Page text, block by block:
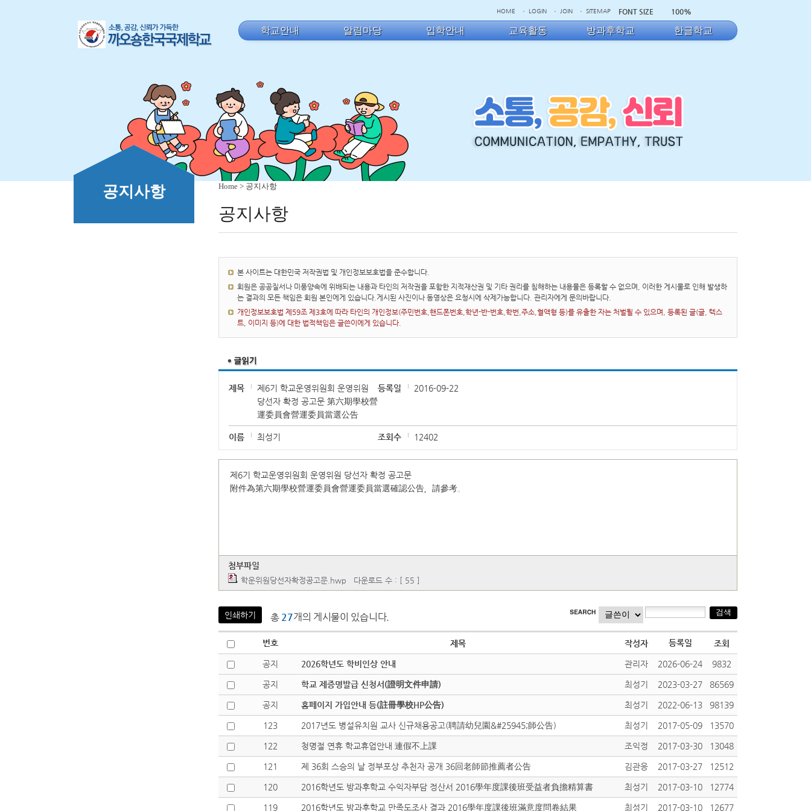
HOME LOGIN JOIN SITEMAP FONT SIZE 100%
학교안내 알림마당 입학안내 교육활동 방과후학교 한글학교
공지사항 Home > 공지사항
공지사항
본 사이트는 대한민국 저작권법 및 개인정보보호법을 준수합니다.
회원은 공공질서나 미풍양속에 위배되는 내용과 타인의 저작권을 포함한 지적재산권 및 기타 권리를 침해하는 내용물은 등록할 수 없으며, 이러한 게시물로 인해 발생하
는 결과의 모든 책임은 회원 본인에게 있습니다.게시된 사진이나 동영상은 요청시에 삭제가능합니다. 관리자에게 문의바랍니다.
개인정보보호법 제59조 제3호에 따라 타인의 개인정보(주민번호,핸드폰번호,학년-반-번호,학번,주소,혈액형 등)를 유출한 자는 처벌될 수 있으며, 등록된 글(글, 텍스
트, 이미지 등)에 대한 법적책임은 글쓴이에게 있습니다.
제목
제6기 학교운영위원회 운영위원
당선자 확정 공고문 第六期學校營
運委員會營運委員當選公告
등록일 2016-09-22
이름 최성기 조회수 12402
제6기 학교운영위원회 운영위원 당선자 확정 공고문
附件為第六期學校營運委員會營運委員當選確認公告，請參考。
첨부파일
학운위원당선자확정공고문.hwp 다운로드 수 : [ 55 ]
인쇄하기 총 27개의 게시물이 있습니다.
번호 제목 작성자 등록일 조회
공지 2026학년도 학비인상 안내 관리자 2026-06-24 9832
공지 학교 제증명발급 신청서(證明文件申請) 최성기 2023-03-27 86569
공지 홈페이지 가입안내 등(註冊學校HP公告) 최성기 2022-06-13 98139
123 2017년도 병설유치원 교사 신규채용공고(聘請幼兒園&#25945;師公告) 최성기 2017-05-09 13570
122 청명절 연휴 학교휴업안내 連假不上課 조익정 2017-03-30 13048
121 제 36회 스승의 날 정부포상 추천자 공개 36回老師節推薦者公告 김관응 2017-03-27 12512
120 2016학년도 방과후학교 수익자부담 정산서 2016學年度課後班受益者負擔精算書 최성기 2017-03-10 12774
119 2016학년도 방과후학교 만족도조사 결과 2016學年度課後班滿意度問卷結果 최성기 2017-03-10 12677